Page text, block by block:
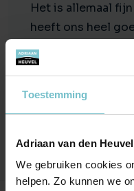
Toestemming
Adriaan van den
We gebruiken cookies
helpen. Zo kunnen we
Het is allemaal
heeft ons heel
te bereiken als we
verkoop is ook
waren geweest.